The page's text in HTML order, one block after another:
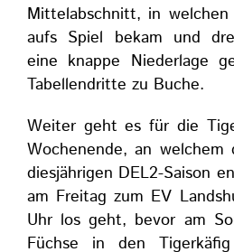
Mittelabschnitt, in
aufs Spiel bekam und
eine knappe Niederlage
Tabellendritte zu Buche.
Weiter geht es für die
Wochenende, an
diesjährigen DEL2-Saison
am Freitag zum EV
Uhr los geht, bevor am
Füchse in den